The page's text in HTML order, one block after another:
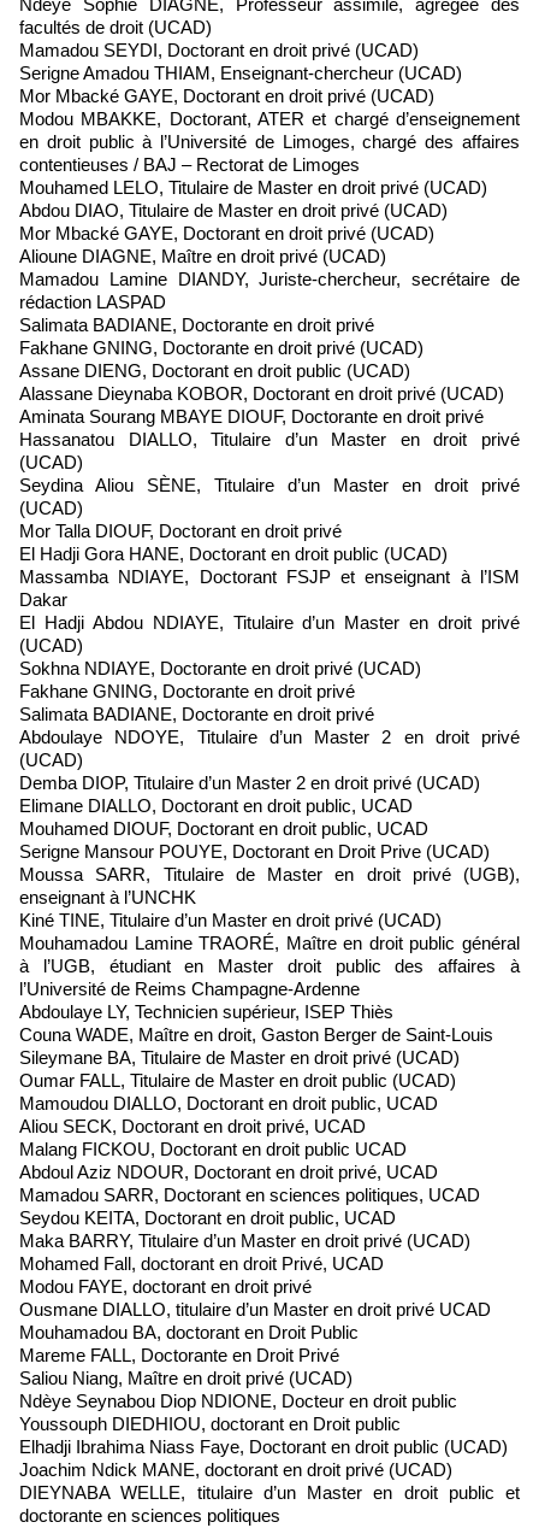
Ndeye Sophie DIAGNE, Professeur assimilé, agrégée des
facultés de droit (UCAD)
Mamadou SEYDI, Doctorant en droit privé (UCAD)
Serigne Amadou THIAM, Enseignant-chercheur (UCAD)
Mor Mbacké GAYE, Doctorant en droit privé (UCAD)
Modou MBAKKE, Doctorant, ATER et chargé d’enseignement
en droit public à l’Université de Limoges, chargé des affaires
contentieuses / BAJ – Rectorat de Limoges
Mouhamed LELO, Titulaire de Master en droit privé (UCAD)
Abdou DIAO, Titulaire de Master en droit privé (UCAD)
Mor Mbacké GAYE, Doctorant en droit privé (UCAD)
Alioune DIAGNE, Maître en droit privé (UCAD)
Mamadou Lamine DIANDY, Juriste-chercheur, secrétaire de
rédaction LASPAD
Salimata BADIANE, Doctorante en droit privé
Fakhane GNING, Doctorante en droit privé (UCAD)
Assane DIENG, Doctorant en droit public (UCAD)
Alassane Dieynaba KOBOR, Doctorant en droit privé (UCAD)
Aminata Sourang MBAYE DIOUF, Doctorante en droit privé
Hassanatou DIALLO, Titulaire d’un Master en droit privé
(UCAD)
Seydina Aliou SÈNE, Titulaire d’un Master en droit privé
(UCAD)
Mor Talla DIOUF, Doctorant en droit privé
El Hadji Gora HANE, Doctorant en droit public (UCAD)
Massamba NDIAYE, Doctorant FSJP et enseignant à l’ISM
Dakar
El Hadji Abdou NDIAYE, Titulaire d’un Master en droit privé
(UCAD)
Sokhna NDIAYE, Doctorante en droit privé (UCAD)
Fakhane GNING, Doctorante en droit privé
Salimata BADIANE, Doctorante en droit privé
Abdoulaye NDOYE, Titulaire d’un Master 2 en droit privé
(UCAD)
Demba DIOP, Titulaire d’un Master 2 en droit privé (UCAD)
Elimane DIALLO, Doctorant en droit public, UCAD
Mouhamed DIOUF, Doctorant en droit public, UCAD
Serigne Mansour POUYE, Doctorant en Droit Prive (UCAD)
Moussa SARR, Titulaire de Master en droit privé (UGB),
enseignant à l’UNCHK
Kiné TINE, Titulaire d’un Master en droit privé (UCAD)
Mouhamadou Lamine TRAORÉ, Maître en droit public général
à l’UGB, étudiant en Master droit public des affaires à
l’Université de Reims Champagne-Ardenne
Abdoulaye LY, Technicien supérieur, ISEP Thiès
Couna WADE, Maître en droit, Gaston Berger de Saint-Louis
Sileymane BA, Titulaire de Master en droit privé (UCAD)
Oumar FALL, Titulaire de Master en droit public (UCAD)
Mamoudou DIALLO, Doctorant en droit public, UCAD
Aliou SECK, Doctorant en droit privé, UCAD
Malang FICKOU, Doctorant en droit public UCAD
Abdoul Aziz NDOUR, Doctorant en droit privé, UCAD
Mamadou SARR, Doctorant en sciences politiques, UCAD
Seydou KEITA, Doctorant en droit public, UCAD
Maka BARRY, Titulaire d’un Master en droit privé (UCAD)
Mohamed Fall, doctorant en droit Privé, UCAD
Modou FAYE, doctorant en droit privé
Ousmane DIALLO, titulaire d’un Master en droit privé UCAD
Mouhamadou BA, doctorant en Droit Public
Mareme FALL, Doctorante en Droit Privé
Saliou Niang, Maître en droit privé (UCAD)
Ndèye Seynabou Diop NDIONE, Docteur en droit public
Youssouph DIEDHIOU, doctorant en Droit public
Elhadji Ibrahima Niass Faye, Doctorant en droit public (UCAD)
Joachim Ndick MANE, doctorant en droit privé (UCAD)
DIEYNABA WELLE, titulaire d’un Master en droit public et
doctorante en sciences politiques